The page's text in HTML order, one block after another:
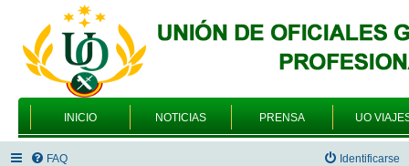
INICIO NOTICIAS PRENSA UO
FAQ Identificarse